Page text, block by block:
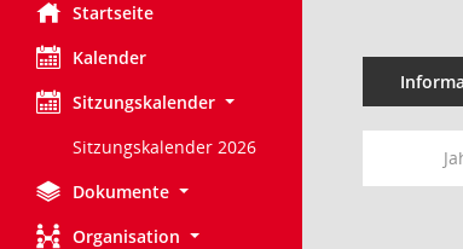
Startseite
Kalender
Sitzungskalender
Sitzungskalender 2026
Dokumente
Organisation